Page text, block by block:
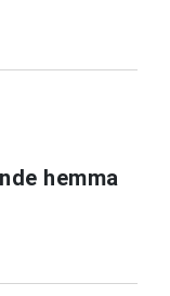
hemma